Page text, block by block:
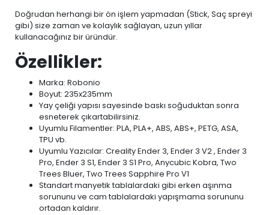
Doğrudan herhangi bir ön işlem yapmadan (Stick, Saç spreyi
gibi) size zaman ve kolaylık sağlayan, uzun yıllar
kullanacağınız bir üründür.
Özellikler:
Marka: Robonio
Boyut: 235x235mm
Yay çeliği yapısı sayesinde baskı soğuduktan sonra
esneterek çıkartabilirsiniz.
Uyumlu Filamentler: PLA, PLA+, ABS, ABS+, PETG, ASA,
TPU vb.
Uyumlu Yazıcılar: Creality Ender 3, Ender 3 V2 , Ender 3
Pro, Ender 3 S1, Ender 3 S1 Pro, Anycubic Kobra, Two
Trees Bluer, Two Trees Sapphire Pro V1
Standart manyetik tablalardaki gibi erken aşınma
sorununu ve cam tablalardaki yapışmama sorununu
ortadan kaldırır.